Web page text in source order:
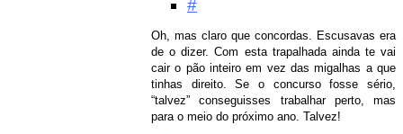
#
Oh, mas claro que concordas. Escusavas era
de o dizer. Com esta trapalhada ainda te vai
cair o pão inteiro em vez das migalhas a que
tinhas direito. Se o concurso fosse sério,
“talvez” conseguisses trabalhar perto, mas
para o meio do próximo ano. Talvez!